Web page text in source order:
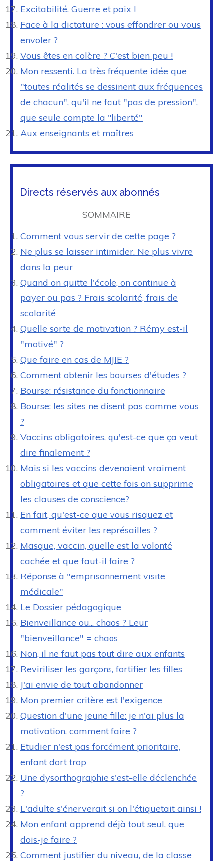
Excitabilité. Guerre et paix !
Face à la dictature : vous effondrer ou vous
envoler ?
Vous êtes en colère ? C'est bien peu !
Mon ressenti. La très fréquente idée que
"toutes réalités se dessinent aux fréquences
de chacun", qu'il ne faut "pas de pression",
que seule compte la "liberté"
Aux enseignants et maîtres
Directs réservés aux abonnés
SOMMAIRE
Comment vous servir de cette page ?
Ne plus se laisser intimider. Ne plus vivre
dans la peur
Quand on quitte l'école, on continue à
payer ou pas ? Frais scolarité, frais de
scolarité
Quelle sorte de motivation ? Rémy est-il
"motivé" ?
Que faire en cas de MJIE ?
Comment obtenir les bourses d'études ?
Bourse: résistance du fonctionnaire
Bourse: les sites ne disent pas comme vous
?
Vaccins obligatoires, qu'est-ce que ça veut
dire finalement ?
Mais si les vaccins devenaient vraiment
obligatoires et que cette fois on supprime
les clauses de conscience?
En fait, qu'est-ce que vous risquez et
comment éviter les représailles ?
Masque, vaccin, quelle est la volonté
cachée et que faut-il faire ?
Réponse à "emprisonnement visite
médicale"
Le Dossier pédagogique
Bienveillance ou... chaos ? Leur
"bienveillance" = chaos
Non, il ne faut pas tout dire aux enfants
Reviriliser les garçons, fortifier les filles
J'ai envie de tout abandonner
Mon premier critère est l'exigence
Question d'une jeune fille: je n'ai plus la
motivation, comment faire ?
Etudier n'est pas forcément prioritaire,
enfant dort trop
Une dysorthographie s'est-elle déclenchée
?
L'adulte s'énerverait si on l'étiquetait ainsi !
Mon enfant apprend déjà tout seul, que
dois-je faire ?
Comment justifier du niveau, de la classe